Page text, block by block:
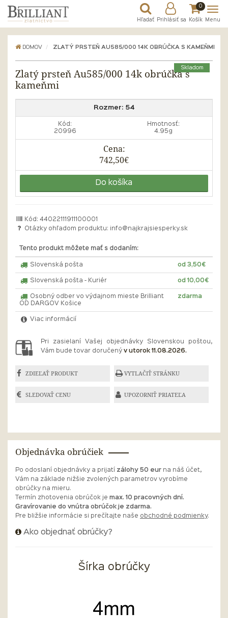
Hľadať Prihlásiť sa
0
Košík Menu
DOMOV ZLATÝ PRSTEŇ AU585/000 14K OBRÚČKA S KAMEŇMI
Skladom
Zlatý prsteň Au585/000 14k obrúčka s
kameňmi
Rozmer: 54
Kód:
20996
Hmotnosť:
4.95g
Cena:
742,50€
Do košíka
Kód: 44022111911100001
Otázky ohľadom produktu:
info@najkrajsiesperky.sk
Tento produkt môžete mať s dodaním:
Slovenská pošta od 3,50€
Slovenská pošta - Kuriér od 10,00€
Osobný odber vo výdajnom mieste Brilliant
OD DARGOV Košice
zdarma
Viac informácií
Pri zasielaní Vašej objednávky Slovenskou poštou,
Vám bude tovar doručený v utorok 11.08.2026.
ZDIEĽAŤ PRODUKT VYTLAČIŤ STRÁNKU
SLEDOVAŤ CENU UPOZORNIŤ PRIATEĽA
Objednávka obrúčiek
Po odoslaní objednávky a prijatí zálohy 50 eur na náš účet,
Vám na základe nižšie zvolených parametrov vyrobíme
obrúčky na mieru.
Termín zhotovenia obrúčok je max. 10 pracovných dní.
Gravírovanie do vnútra obrúčok je zdarma.
Pre bližšie informácie si prečítajte naše obchodné podmienky.
Ako objednať obrúčky?
Šírka obrúčky